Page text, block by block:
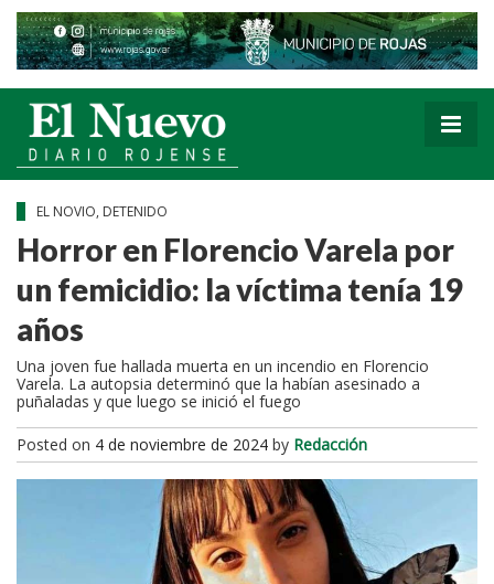
EL NOVIO, DETENIDO
Horror en Florencio Varela por
un femicidio: la víctima tenía 19
años
Una joven fue hallada muerta en un incendio en Florencio
Varela. La autopsia determinó que la habían asesinado a
puñaladas y que luego se inició el fuego
Posted on 4 de noviembre de 2024 by Redacción